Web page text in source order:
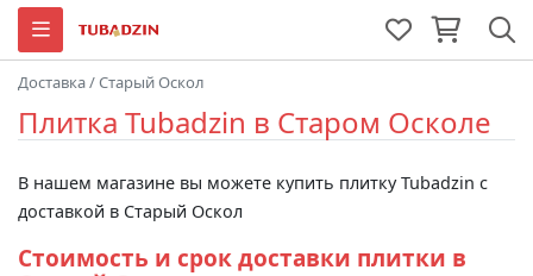
Доставка/Старый Оскол
Плитка Tubadzin в Старом Осколе
В нашем магазине вы можете купить плитку Tubadzin с
доставкой в Старый Оскол
Стоимость и срок доставки плитки в